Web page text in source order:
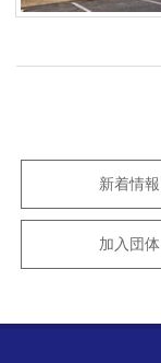
新着情報
加入団体